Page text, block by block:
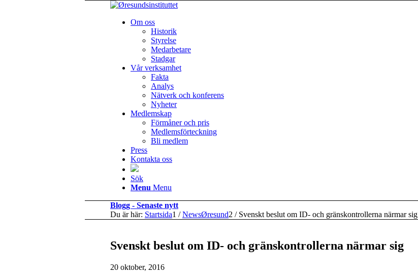
Om oss
Historik
Styrelse
Medarbetare
Stadgar
Vår verksamhet
Fakta
Analys
Nätverk och konferens
Nyheter
Medlemskap
Förmåner och pris
Medlemsförteckning
Bli medlem
Press
Kontakta oss
Sök
Menu Menu
Blogg - Senaste nytt
Du är här: Startsida1 / NewsØresund2 / Svenskt beslut om ID- och gränskontrollerna närmar sig
Svenskt beslut om ID- och gränskontrollerna närmar sig
20 oktober, 2016